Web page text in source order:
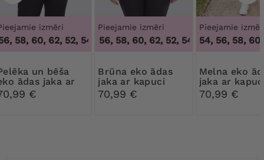
izmēri
58, 60, 62,52, 54, 56, 58, 60, 62
ādas jaka ar
€
Pieejamie izmēri
52, 54, 56, 58, 60, 62,52, 54, 56, 58, 60, 62
Brūna eko ādas
jaka ar kapuci
70,99 €
Pieejamie
54, 56, 58,
Melna eko ādas
jaka ar
70,99 €